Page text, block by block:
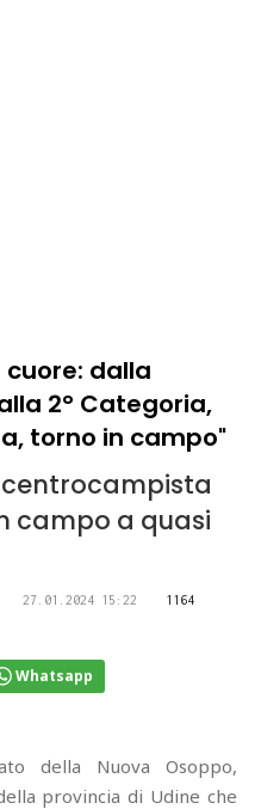
cuore: dalla
2° Categoria,
torno in campo"
centrocampista
campo a quasi
27.01.2024 15:22
1164
Whatsapp
della Nuova Osoppo,
provincia di Udine che